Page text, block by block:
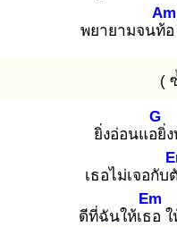
พยายามจนท้อ
Am
(
ยิ่งอ่อนแอยิ่
G
เธอไม่เจอกับ
ดีที่ฉันให้เธอ
Em
ใ